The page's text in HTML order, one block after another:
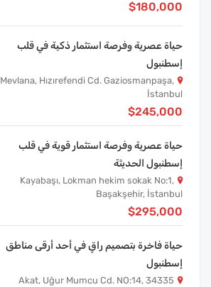
$180,000
حياة عصرية وفرصة استثمار ذكية في قلب
إسطنبول
Mevlana, Hızırefendi Cd. Gaziosmanpaşa,
İstanbul
$245,000
حياة عصرية وفرصة استثمار قوية في قلب
إسطنبول الحديثة
Kayabaşı, Lokman hekim sokak No:1,
Başakşehir, İstanbul
$295,000
حياة فاخرة بتصميم راقٍ في أحد أرقى مناطق
إسطنبول
Akat, Uğur Mumcu Cd. NO:14, 34335